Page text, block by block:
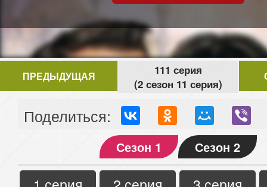
ПРЕДЫДУЩАЯ
111 серия
(2 сезон 11 серия)
Поделиться:
Сезон 1 Сезон 2